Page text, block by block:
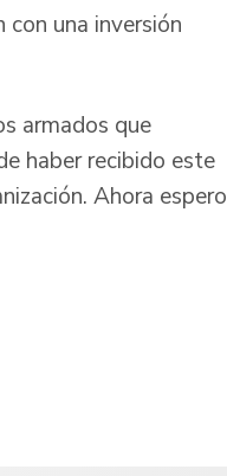
una inversión
armados que
haber recibido este
Ahora espero